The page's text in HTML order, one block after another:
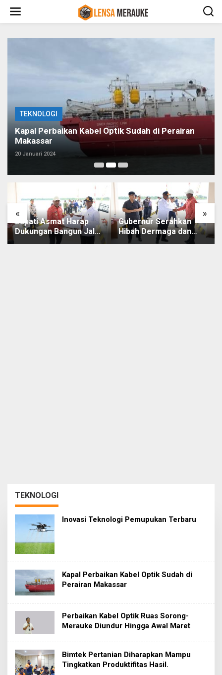
w
TEKNOLOGI
Kapal Perbaikan Kabel Optik Sudah di Perairan
Makassar
20 Januari 2024
« »
Bupati Asmat Harap
Dukungan Bangun Jalan
Jembatan Agats-Ewer
Gubernur Serahkan
Hibah Dermaga dan
Terminal
TEKNOLOGI
Inovasi Teknologi Pemupukan Terbaru
Kapal Perbaikan Kabel Optik Sudah di
Perairan Makassar
Perbaikan Kabel Optik Ruas Sorong-
Merauke Diundur Hingga Awal Maret
Bimtek Pertanian Diharapkan Mampu
Tingkatkan Produktifitas Hasil.